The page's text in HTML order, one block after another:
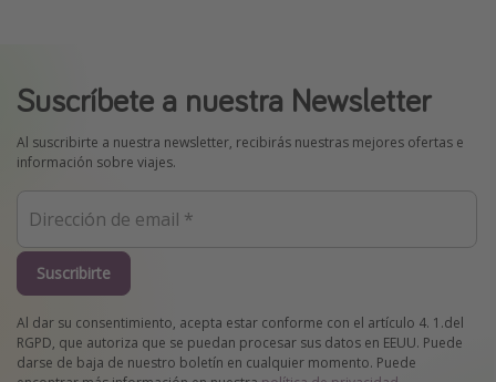
Suscríbete a nuestra Newsletter
Al suscribirte a nuestra newsletter, recibirás nuestras mejores ofertas e
información sobre viajes.
Suscribirte
Al dar su consentimiento, acepta estar conforme con el artículo 4. 1.del
RGPD, que autoriza que se puedan procesar sus datos en EEUU. Puede
darse de baja de nuestro boletín en cualquier momento. Puede